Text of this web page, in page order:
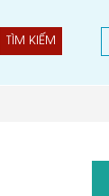
TÌM KIẾM